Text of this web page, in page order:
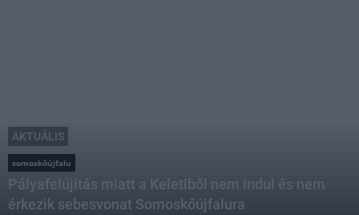
AKTUÁLIS
somoskőújfalu
Pályafelújítás miatt a Keletiből nem indul és nem
érkezik sebesvonat Somoskőújfalura